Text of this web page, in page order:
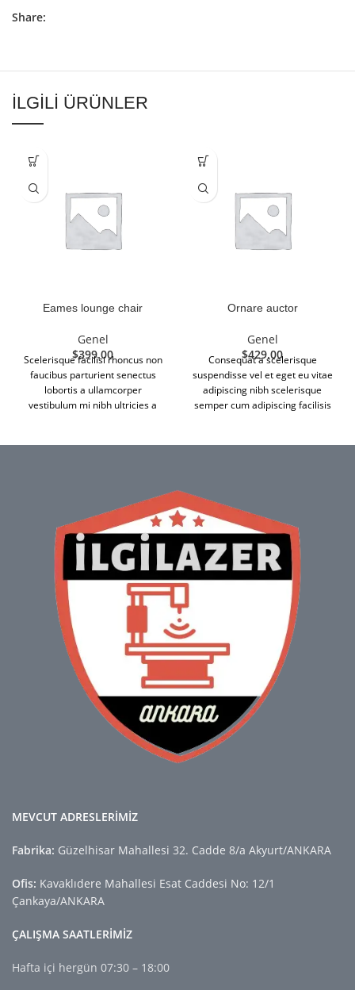
Share:
İLGILI ÜRÜNLER
Eames lounge chair
Genel
$399.00
Scelerisque facilisi rhoncus non
faucibus parturient senectus
lobortis a ullamcorper
vestibulum mi nibh ultricies a
Ornare auctor
Genel
$429.00
Consequat a scelerisque
suspendisse vel et eget eu vitae
adipiscing nibh scelerisque
semper cum adipiscing facilisis
MEVCUT ADRESLERİMİZ
Fabrika: Güzelhisar Mahallesi 32. Cadde 8/a Akyurt/ANKARA
Ofis: Kavaklıdere Mahallesi Esat Caddesi No: 12/1
Çankaya/ANKARA
ÇALIŞMA SAATLERİMİZ
Hafta içi hergün 07:30 – 18:00